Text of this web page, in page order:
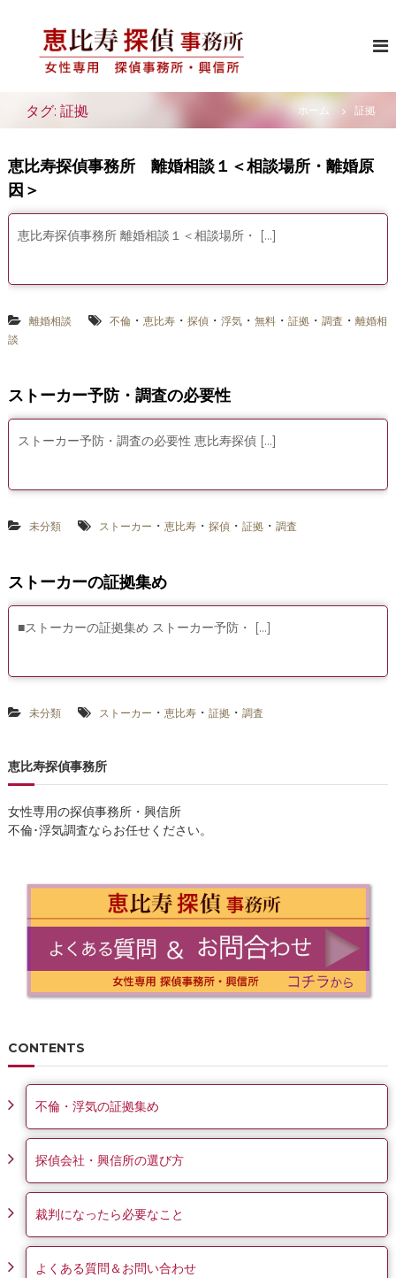
ッ
プ
探
偵
事
務
所
の
所
信
タグ: 証拠 ホーム 証拠
恵比寿探偵事務所 離婚相談１＜相談場所・離婚原
因＞
恵比寿探偵事務所 離婚相談１＜相談場所・ […]
離婚相談 不倫・ 恵比寿・ 探偵・ 浮気・ 無料・ 証拠・ 調査 ・ 離婚相
談
ストーカー予防・調査の必要性
ストーカー予防・調査の必要性 恵比寿探偵 […]
未分類 ストーカー ・ 恵比寿・ 探偵・ 証拠・ 調査
ストーカーの証拠集め
■ストーカーの証拠集め ストーカー予防・ […]
未分類 ストーカー ・ 恵比寿・ 証拠・ 調査
恵比寿探偵事務所
女性専用の探偵事務所・興信所
不倫･浮気調査ならお任せください。
CONTENTS
不倫・浮気の証拠集め
探偵会社・興信所の選び方
裁判になったら必要なこと
よくある質問＆お問い合わせ